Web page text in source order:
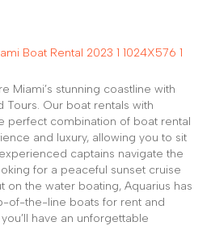
Miami’s stunning coastline with
Tours. Our boat rentals with
perfect combination of boat rental
and luxury, allowing you to sit
captains navigate the
for a peaceful sunset cruise
on the water boating, Aquarius has
of-the-line boats for rent and
have an unforgettable